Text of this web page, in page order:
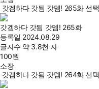
갓겜하다 갓됨 갓뎀! 265화 선택
갓겜하다 갓됨 갓뎀! 265화
등록일 2024.08.29
글자수 약 3.8천 자
100원
소장
갓겜하다 갓됨 갓뎀! 264화 선택